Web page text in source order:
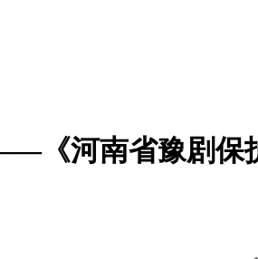
《河南省豫剧保